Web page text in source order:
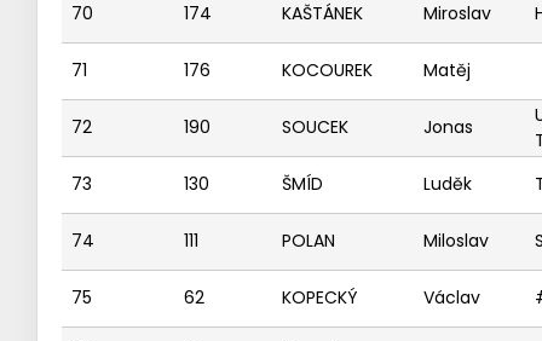
70
174 KAŠTÁNEK Miroslav
71 176 KOCOUREK Matěj
72 190 SOUCEK Jonas
73
130 ŠMÍD Luděk
74 111 POLAN Miloslav
75 62 KOPECKÝ Václav